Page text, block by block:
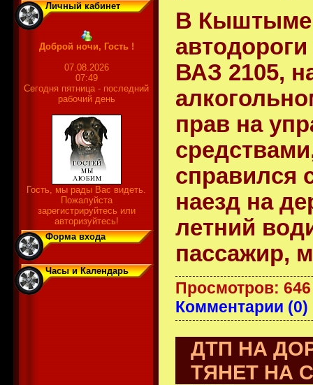
Личный кабинет
Доброй ночи, Гость !
07.08.2026
07:49
Сегодня пятница - последний
рабочий день
Гость, мы рады Вас видеть.
Пожалуйста
зарегистрируйтесь или
авторизуйтесь!
Форма входа
Часы и Календарь
В Кыштыме
ВАЗ 2105,
прав на
справился
наезд на
летний
пассажир,
Просмотров:
Комментарии (0)
ДТП НА
ТЯНЕТ НА